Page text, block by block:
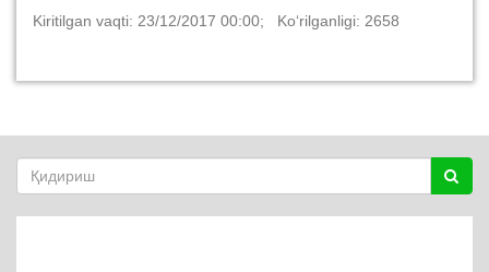
Kiritilgan vaqti: 23/12/2017 00:00; Ko‘rilganligi: 2658